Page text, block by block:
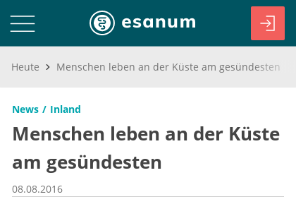
Heute Menschen leben an der Küste am gesündesten
News Inland
Menschen leben an der Küste
am gesündesten
08.08.2016